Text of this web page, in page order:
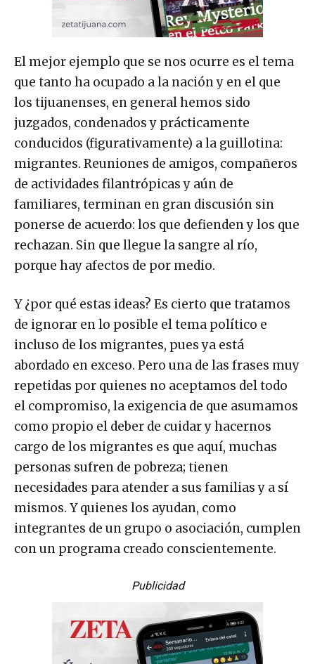
El mejor ejemplo que se nos ocurre es el tema
que tanto ha ocupado a la nación y en el que
los tijuanenses, en general hemos sido
juzgados, condenados y prácticamente
conducidos (figurativamente) a la guillotina:
migrantes. Reuniones de amigos, compañeros
de actividades filantrópicas y aún de
familiares, terminan en gran discusión sin
ponerse de acuerdo: los que defienden y los que
rechazan. Sin que llegue la sangre al río,
porque hay afectos de por medio.
Y ¿por qué estas ideas? Es cierto que tratamos
de ignorar en lo posible el tema político e
incluso de los migrantes, pues ya está
abordado en exceso. Pero una de las frases muy
repetidas por quienes no aceptamos del todo
el compromiso, la exigencia de que asumamos
como propio el deber de cuidar y hacernos
cargo de los migrantes es que aquí, muchas
personas sufren de pobreza; tienen
necesidades para atender a sus familias y a sí
mismos. Y quienes los ayudan, como
integrantes de un grupo o asociación, cumplen
con un programa creado conscientemente.
Publicidad